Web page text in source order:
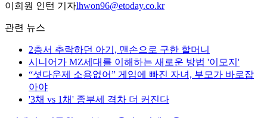
이희원 인턴 기자lhwon96@etoday.co.kr
관련 뉴스
2층서 추락하던 아기, 맨손으로 구한 할머니
시니어가 MZ세대를 이해하는 새로운 방법 '이모지'
“셧다운제 소용없어” 게임에 빠진 자녀, 부모가 바로잡
아야
'3채 vs 1채' 종부세 격차 더 커진다